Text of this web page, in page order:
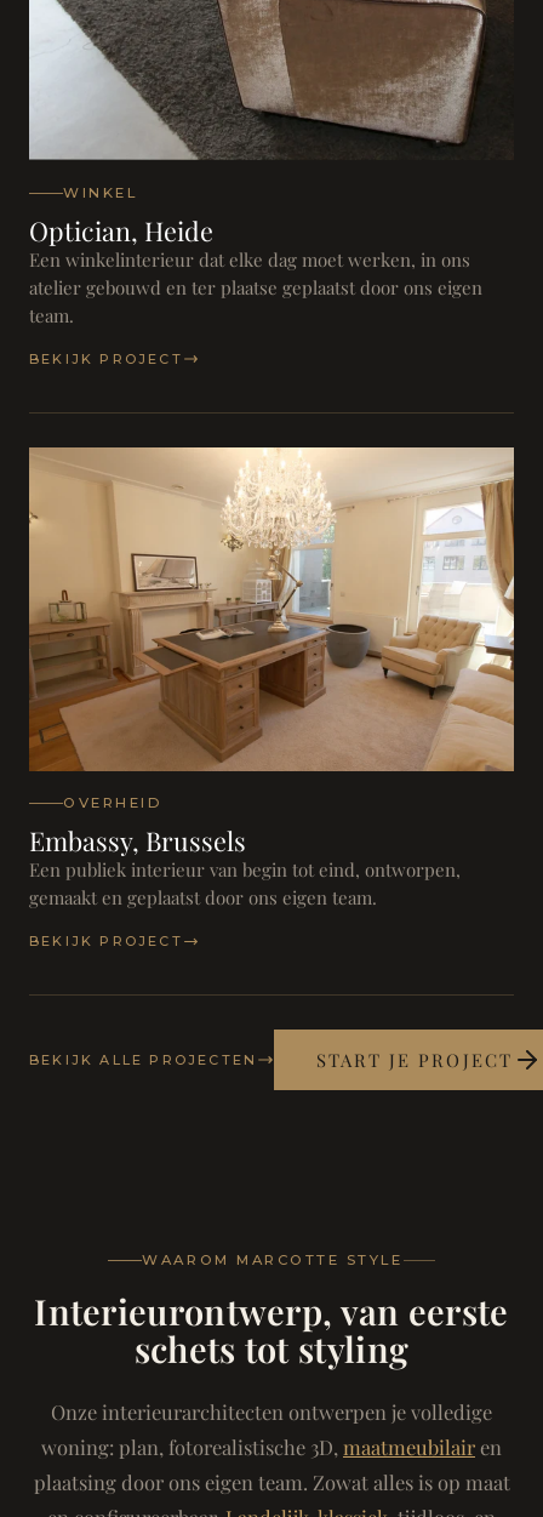
WINKEL
Optician, Heide
Een winkelinterieur dat elke dag moet werken, in ons
atelier gebouwd en ter plaatse geplaatst door ons eigen
team.
BEKIJK PROJECT
OVERHEID
Embassy, Brussels
Een publiek interieur van begin tot eind, ontworpen,
gemaakt en geplaatst door ons eigen team.
BEKIJK PROJECT
BEKIJK ALLE PROJECTEN START JE PROJECT
WAAROM MARCOTTE STYLE
Interieurontwerp, van eerste
schets tot styling
Onze interieurarchitecten ontwerpen je volledige
woning: plan, fotorealistische 3D, maatmeubilairen
plaatsing door ons eigen team. Zowat alles is op maat